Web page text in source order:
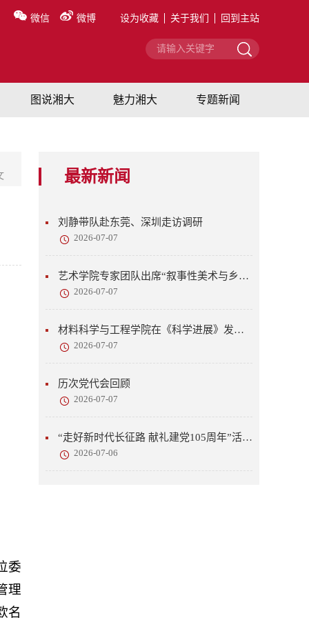
微信 微博 设为收藏 关于我们 回到主站
图说湘大 魅力湘大 专题新闻
最新新闻
刘静带队赴东莞、深圳走访调研
2026-07-07
艺术学院专家团队出席“叙事性美术与乡村美育”研讨会
2026-07-07
材料科学与工程学院在《科学进展》发表研究成果
2026-07-07
历次党代会回顾
2026-07-07
“走好新时代长征路 献礼建党105周年”活动开展
2026-07-06
委
理
名